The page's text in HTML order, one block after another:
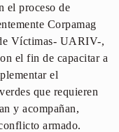
el proceso de
Corpamag
Víctimas- UARIV-,
el fin de capacitar a
el
que requieren
y acompañan,
armado.